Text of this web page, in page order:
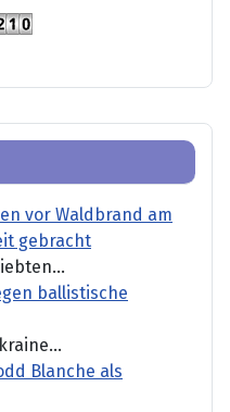
vor Waldbrand am
gebracht
ballistische
Blanche als